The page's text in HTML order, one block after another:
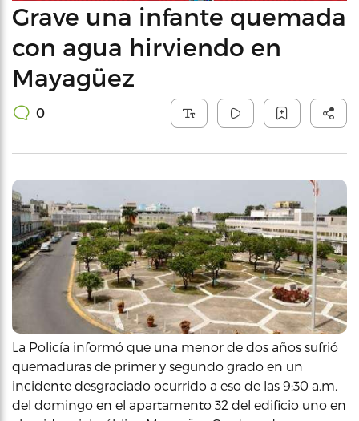
Grave una infante quemada
con agua hirviendo en
Mayagüez
0
La Policía informó que una menor de dos años sufrió
quemaduras de primer y segundo grado en un
incidente desgraciado ocurrido a eso de las 9:30 a.m.
del domingo en el apartamento 32 del edificio uno en